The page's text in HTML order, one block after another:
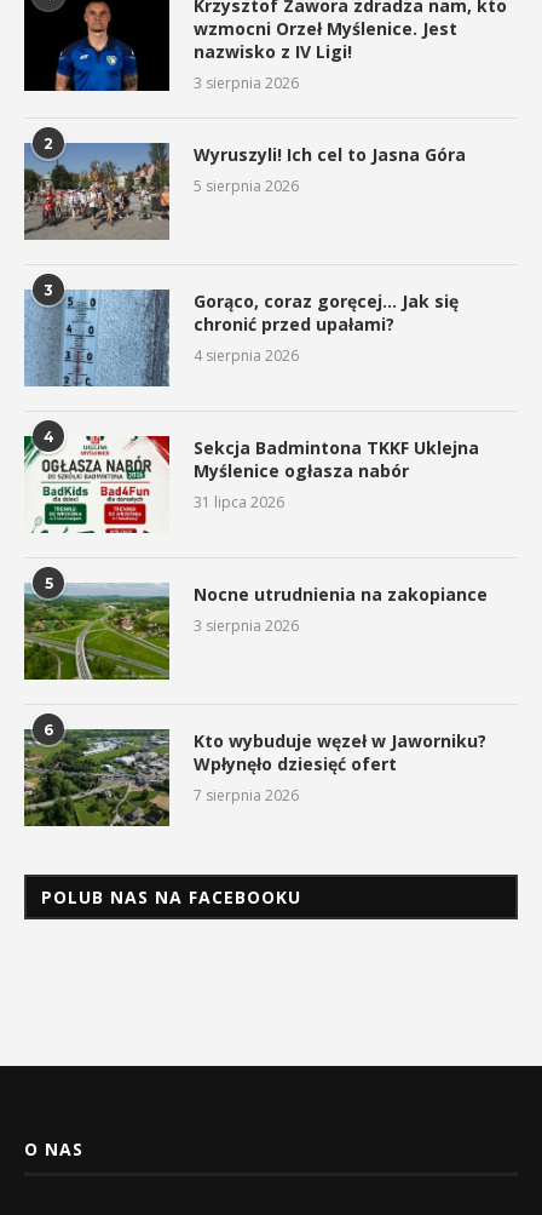
Krzysztof Zawora zdradza nam, kto
wzmocni Orzeł Myślenice. Jest
nazwisko z IV Ligi!
3 sierpnia 2026
2 Wyruszyli! Ich cel to Jasna Góra
5 sierpnia 2026
3
Gorąco, coraz goręcej… Jak się
chronić przed upałami?
4 sierpnia 2026
4
Sekcja Badmintona TKKF Uklejna
Myślenice ogłasza nabór
31 lipca 2026
5 Nocne utrudnienia na zakopiance
3 sierpnia 2026
6
Kto wybuduje węzeł w Jaworniku?
Wpłynęło dziesięć ofert
7 sierpnia 2026
POLUB NAS NA FACEBOOKU
O NAS